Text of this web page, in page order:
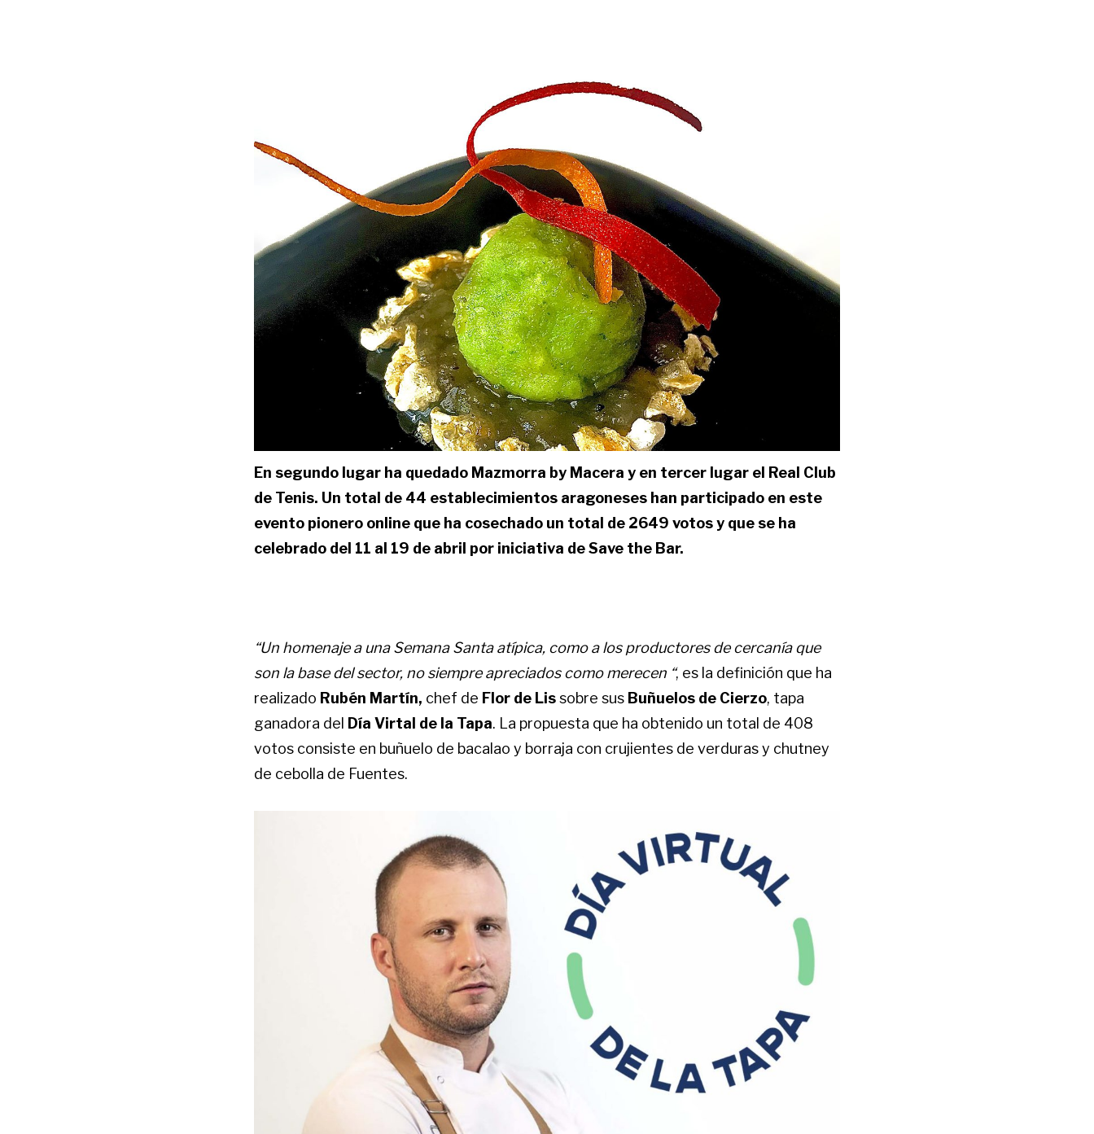
En segundo lugar ha quedado Mazmorra by Macera y en tercer lugar el Real Club
de Tenis. Un total de 44 establecimientos aragoneses han participado en este
evento pionero online que ha cosechado un total de 2649 votos y que se ha
celebrado del 11 al 19 de abril por iniciativa de Save the Bar.
“Un homenaje a una Semana Santa atípica, como a los productores de cercanía que
son la base del sector, no siempre apreciados como merecen “, es la definición que ha
realizado Rubén Martín, chef de Flor de Lissobre sus Buñuelos de Cierzo, tapa
ganadora del Día Virtal de la Tapa. La propuesta que ha obtenido un total de 408
votos consiste en buñuelo de bacalao y borraja con crujientes de verduras y chutney
de cebolla de Fuentes.